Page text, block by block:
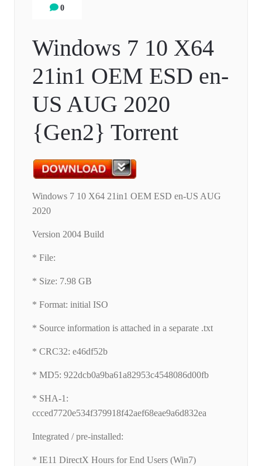
0
Windows 7 10 X64
21in1 OEM ESD en-
US AUG 2020
{Gen2} Torrent
Windows 7 10 X64 21in1 OEM ESD en-US AUG
2020
Version 2004 Build
* File:
* Size: 7.98 GB
* Format: initial ISO
* Source information is attached in a separate .txt
* CRC32: e46df52b
* MD5: 922dcb0a9ba61a82953c4548086d00fb
* SHA-1:
ccced7720e534f379918f42aef68eae9a6d832ea
Integrated / pre-installed:
* IE11 DirectX Hours for End Users (Win7)